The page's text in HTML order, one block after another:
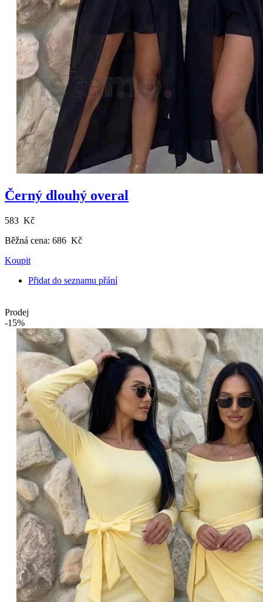
Černý dlouhý overal
583 Kč
Běžná cena: 686 Kč
Koupit
Přidat do seznamu přání
Prodej
-15%